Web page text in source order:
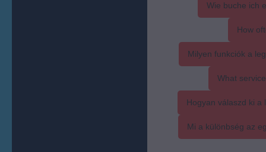
Wie buche ich
How
Milyen funkciók a
What
Hogyan válaszd ki a
Mi a különbség az